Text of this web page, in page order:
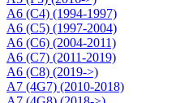
A6 (C4) (1994-1997)
A6 (C5) (1997-2004)
A6 (C6) (2004-2011)
A6 (C7) (2011-2019)
A6 (C8) (2019->)
A7 (4G7) (2010-2018)